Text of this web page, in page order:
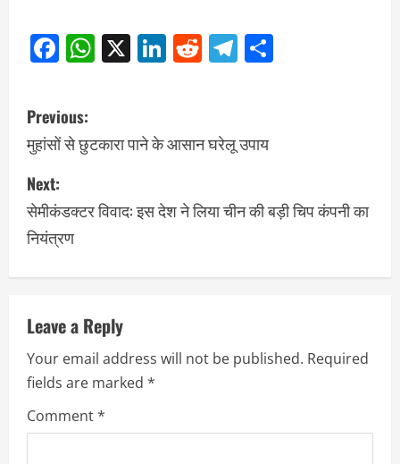
Facebook
WhatsApp
X LinkedIn
RedditTelegram
Previous:
मुहांसों से छुटकारा पाने के आसान घरेलू उपाय
Next:
सेमीकंडक्टर विवाद: इस देश ने लिया चीन की बड़ी चिप कंपनी का
नियंत्रण
Leave a Reply
Your email address will not be published. Required
fields are marked *
Comment*